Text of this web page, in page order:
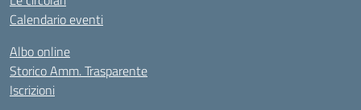
Calendario eventi
Albo online
Storico Amm. Trasparente
Iscrizioni